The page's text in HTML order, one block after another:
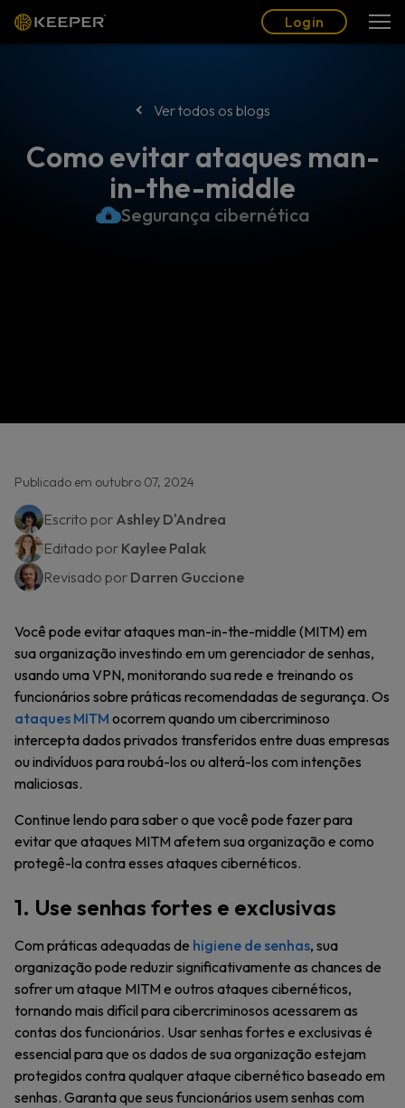
Login
Ver todos os blogs
Como evitar ataques man-
in-the-middle
Segurança cibernética
Publicado em outubro 07, 2024
Escrito por Ashley D'Andrea
Editado por Kaylee Palak
Revisado por Darren Guccione
Você pode evitar ataques man-in-the-middle (MITM) em
sua organização investindo em um gerenciador de senhas,
usando uma VPN, monitorando sua rede e treinando os
funcionários sobre práticas recomendadas de segurança. Os
ataques MITM ocorrem quando um cibercriminoso
intercepta dados privados transferidos entre duas empresas
ou indivíduos para roubá-los ou alterá-los com intenções
maliciosas.
Continue lendo para saber o que você pode fazer para
evitar que ataques MITM afetem sua organização e como
protegê-la contra esses ataques cibernéticos.
1. Use senhas fortes e exclusivas
Com práticas adequadas de higiene de senhas, sua
organização pode reduzir significativamente as chances de
sofrer um ataque MITM e outros ataques cibernéticos,
tornando mais difícil para cibercriminosos acessarem as
contas dos funcionários. Usar senhas fortes e exclusivas é
essencial para que os dados de sua organização estejam
protegidos contra qualquer ataque cibernético baseado em
senhas. Garanta que seus funcionários usem senhas com